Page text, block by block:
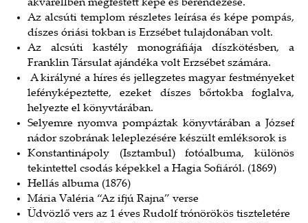
akvarellben megfestett képe és berendezése.
Az alcsúti templom részletes leírása és képe pompás,
díszes óriási tokban is Erzsébet tulajdonában volt.
Az alcsúti kastély monográfiája díszkötésben, a
Franklin Társulat ajándéka volt Erzsébet számára.
A királyné a híres és jellegzetes magyar festményeket
lefényképeztette, ezeket díszes bőrtokba foglalva,
helyezte el könyvtárában.
Selyemre nyomva pompáztak könyvtárában a József
nádor szobrának leleplezésére készült emléksorok is
Konstantinápoly (Isztambul) fotóalbuma, különös
tekintettel csodás képekkel a Hagia Sofiáról. (1869)
Hellás albuma (1876)
Mária Valéria “Az ifjú Rajna” verse
Üdvözlő vers az 1 éves Rudolf trónörökös tiszteletére